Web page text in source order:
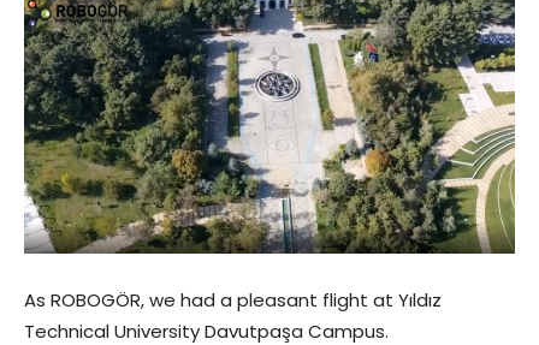
As ROBOGÖR, we had a pleasant flight at Yıldız
Technical University Davutpaşa Campus.